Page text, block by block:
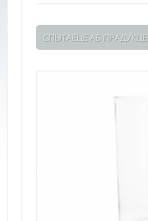
СПЫТАЕЦЕ АБ ПРАДУКЦЕ